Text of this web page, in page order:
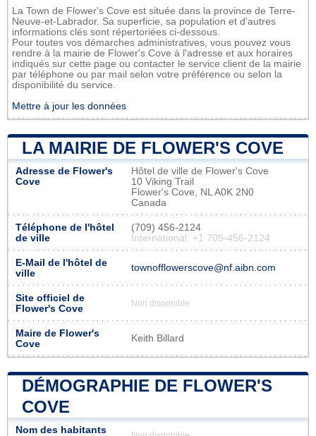
La Town de Flower's Cove est située dans la province de Terre-
Neuve-et-Labrador. Sa superficie, sa population et d'autres
informations clés sont répertoriées ci-dessous.
Pour toutes vos démarches administratives, vous pouvez vous
rendre à la mairie de Flower's Cove à l'adresse et aux horaires
indiqués sur cette page ou contacter le service client de la mairie
par téléphone ou par mail selon votre préférence ou selon la
disponibilité du service.
Mettre à jour les données
LA MAIRIE DE FLOWER'S COVE
Adresse de Flower's
Cove
Hôtel de ville de Flower's Cove
10 Viking Trail
Flower's Cove, NL A0K 2N0
Canada
Téléphone de l'hôtel
de ville
(709) 456-2124
International: +1 709-456-2124
E-Mail de l'hôtel de
ville
townofflowerscove@nf.aibn.com
Site officiel de
Flower's Cove
Non disponible
Maire de Flower's
Cove
Keith Billard
DÉMOGRAPHIE DE FLOWER'S
COVE
Nom des habitants